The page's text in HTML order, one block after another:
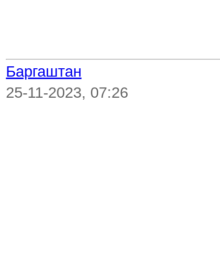
Баргаштан
25-11-2023, 07:26